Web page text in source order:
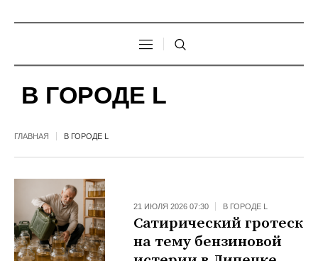
В ГОРОДЕ L
ГЛАВНАЯ В ГОРОДЕ L
21 ИЮЛЯ 2026 07:30 В ГОРОДЕ L
Сатирический гротеск
на тему бензиновой